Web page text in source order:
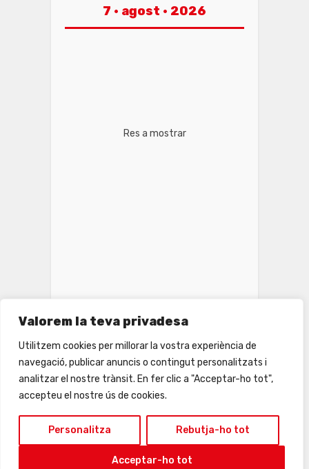
Valorem la teva privadesa
Utilitzem cookies per millorar la vostra experiència de
navegació, publicar anuncis o contingut personalitzats i
analitzar el nostre trànsit. En fer clic a "Acceptar-ho tot",
accepteu el nostre ús de cookies.
Personalitza Rebutja-ho tot
Acceptar-ho tot
7 · agost · 2026
Res a mostrar
INSTAGRAM